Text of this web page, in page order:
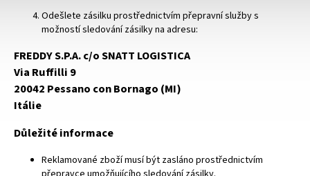
Odešlete zásilku prostřednictvím přepravní služby s
možností sledování zásilky na adresu:
FREDDY S.P.A. c/o SNATT LOGISTICA
Via Ruffilli 9
20042 Pessano con Bornago (MI)
Itálie
Důležité informace
Reklamované zboží musí být zasláno prostřednictvím